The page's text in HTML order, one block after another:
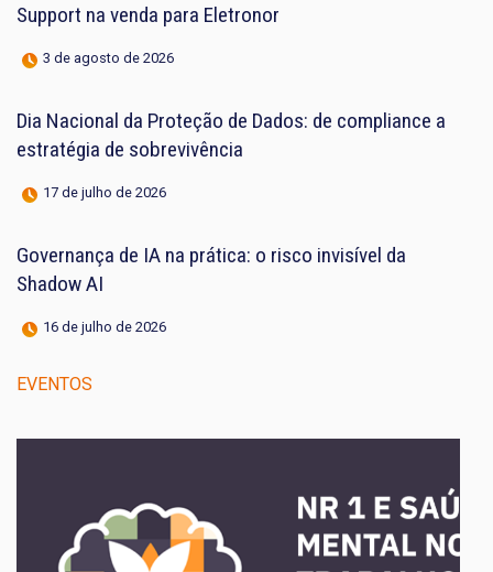
Support na venda para Eletronor
3 de agosto de 2026
Dia Nacional da Proteção de Dados: de compliance a
estratégia de sobrevivência
17 de julho de 2026
Governança de IA na prática: o risco invisível da
Shadow AI
16 de julho de 2026
EVENTOS